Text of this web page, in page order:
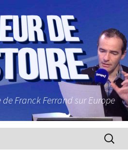
Franck Ferrand sur Europe